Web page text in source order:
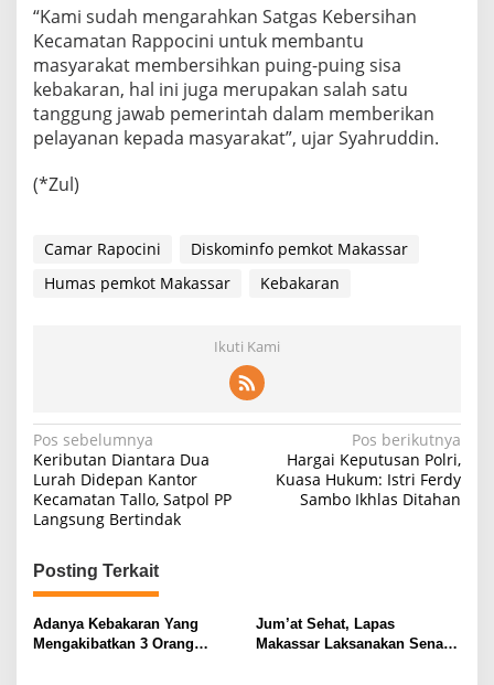
“Kami sudah mengarahkan Satgas Kebersihan
Kecamatan Rappocini untuk membantu
masyarakat membersihkan puing-puing sisa
kebakaran, hal ini juga merupakan salah satu
tanggung jawab pemerintah dalam memberikan
pelayanan kepada masyarakat”, ujar Syahruddin.
(*Zul)
Camar Rapocini
Diskominfo pemkot Makassar
Humas pemkot Makassar
Kebakaran
Ikuti Kami
Navigasi
pos
Pos sebelumnya
Keributan Diantara Dua
Lurah Didepan Kantor
Kecamatan Tallo, Satpol PP
Langsung Bertindak
Pos berikutnya
Hargai Keputusan Polri,
Kuasa Hukum: Istri Ferdy
Sambo Ikhlas Ditahan
Posting Terkait
Adanya Kebakaran Yang
Mengakibatkan 3 Orang
Jum’at Sehat, Lapas
Makassar Laksanakan Senam